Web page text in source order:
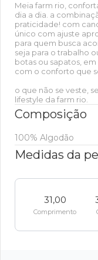
Meia farm rio,
dia a dia. a
praticidade! com
único com ajuste
para quem busca
seja para o trabalho
botas ou sapatos,
com o conforto que
o que não se veste,
lifestyle da farm rio.
Composição
100% Algodão
Medidas da
31,00
Comprimento